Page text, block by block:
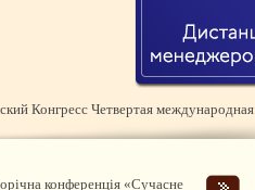
Конгресс Четвертая международная
конференція «Сучасне